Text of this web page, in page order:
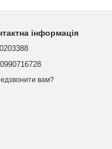
інформація
вам?